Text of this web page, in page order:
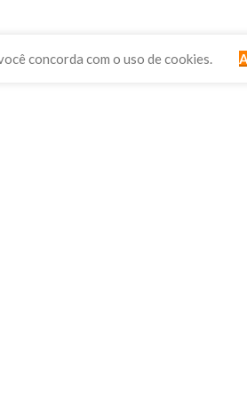
concorda com o uso de cookies.